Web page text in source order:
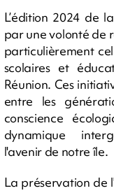
L’édition 2024 de
par une volonté de
particulièrement
scolaires et
Réunion. Ces
entre les
conscience
dynamique
l'avenir de notre île.
La préservation de